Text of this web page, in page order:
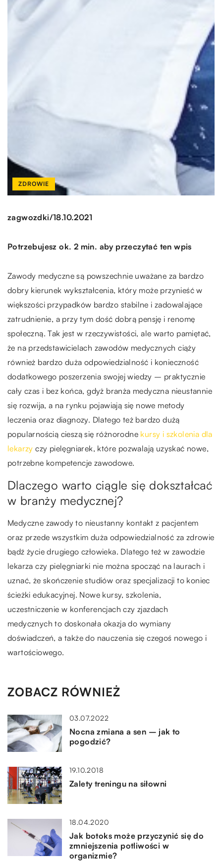
ZDROWIE
zagwozdki/18.10.2021
Potrzebujesz ok. 2 min. aby przeczytać ten wpis
Zawody medyczne są powszechnie uważane za bardzo
dobry kierunek wykształcenia, który może przynieść w
większości przypadków bardzo stabilne i zadowalające
zatrudnienie, a przy tym dość dobrą pensję i renomę
społeczną. Tak jest w rzeczywistości, ale warto pamiętać,
że na przedstawicielach zawodów medycznych ciąży
również bardzo duża odpowiedzialność i konieczność
dodatkowego poszerzenia swojej wiedzy – praktycznie
cały czas i bez końca, gdyż branża medyczna nieustannie
się rozwija, a na rynku pojawiają się nowe metody
leczenia oraz diagnozy. Dlatego też bardzo dużą
popularnością cieszą się różnorodne kursy i szkolenia dla
lekarzy czy pielęgniarek, które pozwalają uzyskać nowe,
potrzebne kompetencje zawodowe.
Dlaczego warto ciągle się dokształcać
w branży medycznej?
Medyczne zawody to nieustanny kontakt z pacjentem
oraz przede wszystkim duża odpowiedzialność za zdrowie
bądź życie drugiego człowieka. Dlatego też w zawodzie
lekarza czy pielęgniarki nie można spocząć na laurach i
uznać, że skończenie studiów oraz specjalizacji to koniec
ścieżki edukacyjnej. Nowe kursy, szkolenia,
uczestniczenie w konferencjach czy zjazdach
medycznych to doskonała okazja do wymiany
doświadczeń, a także do nauczenia się czegoś nowego i
wartościowego.
ZOBACZ RÓWNIEŻ
03.07.2022
Nocna zmiana a sen – jak to
pogodzić?
19.10.2018
Zalety treningu na siłowni
18.04.2020
Jak botoks może przyczynić się do
zmniejszenia potliwości w
organizmie?